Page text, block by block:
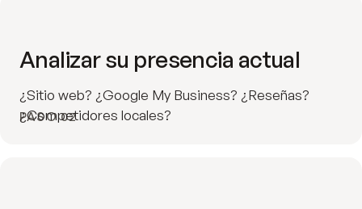
PASO 02
Analizar su presencia actual
¿Sitio web? ¿Google My Business? ¿Reseñas?
¿Competidores locales?